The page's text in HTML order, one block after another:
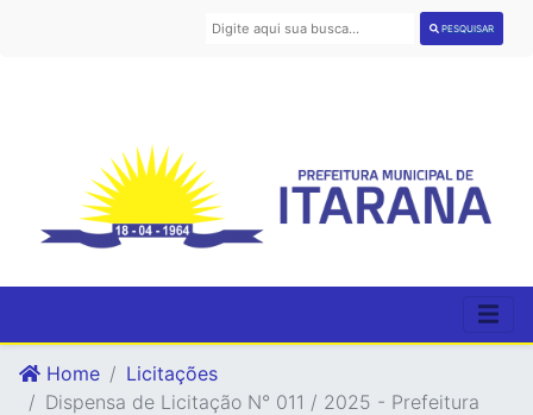
PESQUISAR
Home
Licitações
Dispensa de Licitação N° 011 / 2025 - Prefeitura